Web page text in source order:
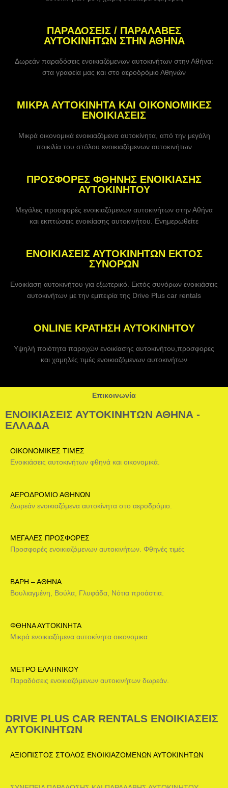
ΠΑΡΑΔΟΣΕΙΣ / ΠΑΡΑΛΑΒΕΣ
ΑΥΤΟΚΙΝΗΤΩΝ ΣΤΗΝ ΑΘΗΝΑ
Δωρεάν παραδόσεις ενοικιαζόμενων αυτοκινήτων στην Αθήνα:
στα γραφεία μας και στο αεροδρόμιο Αθηνών
ΜΙΚΡΑ ΑΥΤΟΚΙΝΗΤΑ ΚΑΙ ΟΙΚΟΝΟΜΙΚΕΣ
ΕΝΟΙΚΙΑΣΕΙΣ
Μικρά οικονομικά ενοικιαζόμενα αυτοκίνητα, από την μεγάλη
ποικιλία του στόλου ενοικιαζόμενων αυτοκινήτων
ΠΡΟΣΦΟΡΕΣ ΦΘΗΝΗΣ ΕΝΟΙΚΙΑΣΗΣ
ΑΥΤΟΚΙΝΗΤΟΥ
Μεγάλες προσφορές ενοικιαζόμενων αυτοκινήτων στην Αθήνα
και εκπτώσεις ενοικίασης αυτοκινήτου. Ενημερωθείτε
ΕΝΟΙΚΙΑΣΕΙΣ ΑΥΤΟΚΙΝΗΤΩΝ ΕΚΤΟΣ
ΣΥΝΟΡΩΝ
Ενοικίαση αυτοκινήτου για εξωτερικό. Εκτός συνόρων ενοικιάσεις
αυτοκινήτων με την εμπειρία της Drive Plus car rentals
ONLINE ΚΡΑΤΗΣΗ ΑΥΤΟΚΙΝΗΤΟΥ
Υψηλή ποιότητα παροχών ενοικίασης αυτοκινήτου,προσφορες
και χαμηλές τιμές ενοικιαζόμενων αυτοκινήτων
Επικοινωνία
ΕΝΟΙΚΙΑΣΕΙΣ ΑΥΤΟΚΙΝΗΤΩΝ ΑΘΗΝΑ -
ΕΛΛΑΔΑ
ΟΙΚΟΝΟΜΙΚΕΣ ΤΙΜΕΣ
Ενοικιάσεις αυτοκινήτων φθηνά και οικονομικά.
ΑΕΡΟΔΡΟΜΙΟ ΑΘΗΝΩΝ
Δωρεάν ενοικιαζόμενα αυτοκίνητα στο αεροδρόμιο.
ΜΕΓΑΛΕΣ ΠΡΟΣΦΟΡΕΣ
Προσφορές ενοικιαζόμενων αυτοκινήτων. Φθηνές τιμές
ΒΑΡΗ – ΑΘΗΝΑ
Βουλιαγμένη, Βούλα, Γλυφάδα, Νότια προάστια.
ΦΘΗΝΑ ΑΥΤΟΚΙΝΗΤΑ
Μικρά ενοικιαζόμενα αυτοκίνητα οικονομικα.
ΜΕΤΡΟ ΕΛΛΗΝΙΚΟΥ
Παραδόσεις ενοικιαζόμενων αυτοκινήτων δωρεάν.
DRIVE PLUS CAR RENTALS ΕΝΟΙΚΙΑΣΕΙΣ
ΑΥΤΟΚΙΝΗΤΩΝ
ΑΞΙΟΠΙΣΤΟΣ ΣΤΟΛΟΣ ΕΝΟΙΚΙΑΖΟΜΕΝΩΝ ΑΥΤΟΚΙΝΗΤΩΝ